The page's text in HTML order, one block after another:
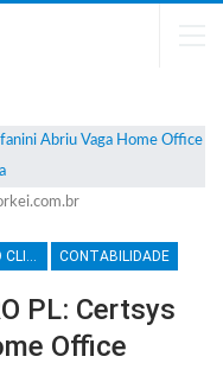
ATENDIMENTO AO CLIENTE CONTABILIDADE
PL: Certsys
Office